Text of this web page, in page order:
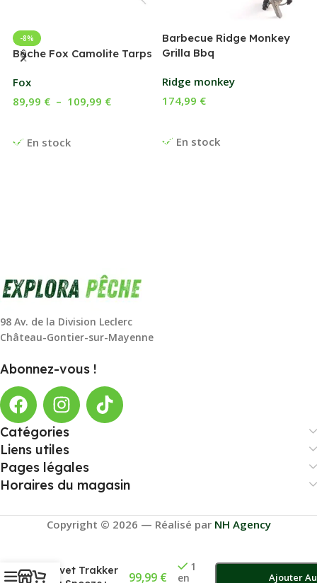
-8%
Bâche Fox Camolite Tarps
Fox
En stock
89,99 € – 109,99 €
Barbecue Ridge Monkey
Grilla Bbq
Ridge monkey
En stock
174,99 €
98 Av. de la Division Leclerc
Château-Gontier-sur-Mayenne
Abonnez-vous !
Catégories
Liens utiles
Pages légales
Horaires du magasin
Copyright © 2026 — Réalisé par NH Agency
Duvet Trakker
99,99 €
1
en
Ajouter